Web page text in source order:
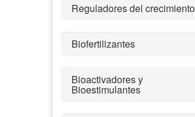
Reguladores del crecimiento
Biofertilizantes
Bioactivadores y
Bioestimulantes